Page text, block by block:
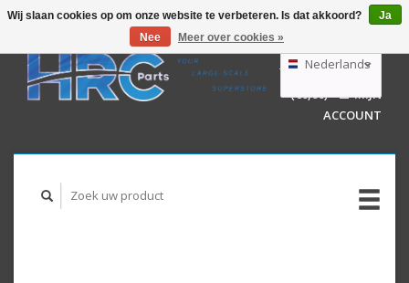
GBP
AUD
Nederlands
Deutsch
English
WINKELWAGEN
(€0,00)
MIJN
ACCOUNT
Wij slaan cookies op om onze website te verbeteren. Is dat akkoord?
Ja
Nee
Meer over cookies »